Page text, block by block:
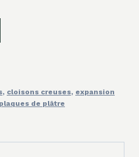
, cloisons creuses, expansion
plaques de plâtre